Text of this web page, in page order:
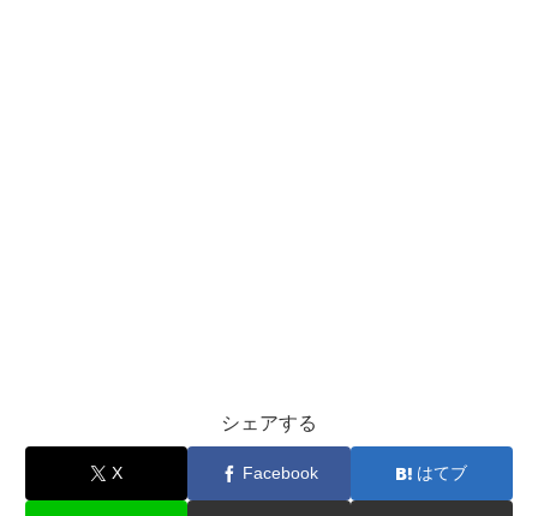
シェアする
X Facebook はてブ